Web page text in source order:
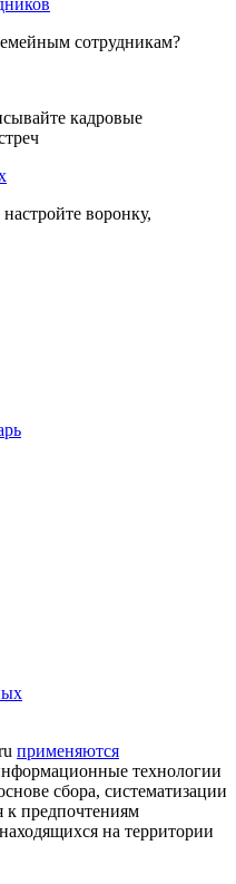
сотрудникам?
кадровые
воронку,
применяются
технологии
сбора, систематизации
к предпочтениям
на территории